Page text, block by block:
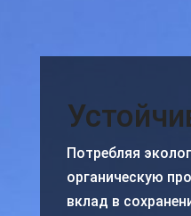
Потребляя
органическую
вклад в